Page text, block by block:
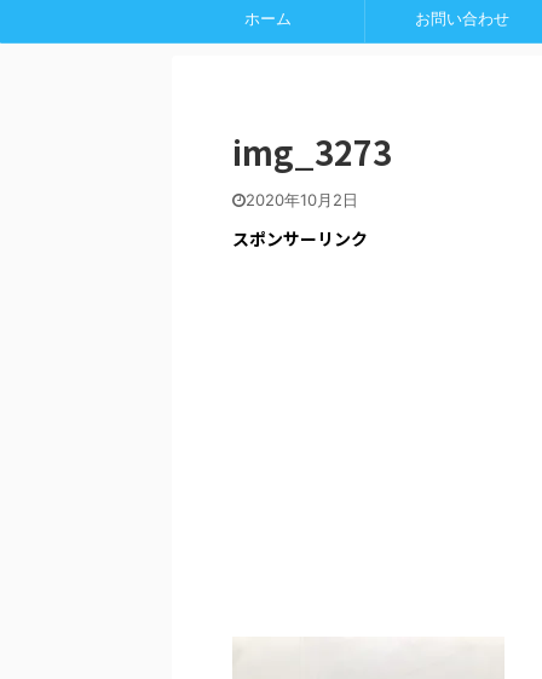
ホーム お問い合わせ
img_3273
2020年10月2日
スポンサーリンク